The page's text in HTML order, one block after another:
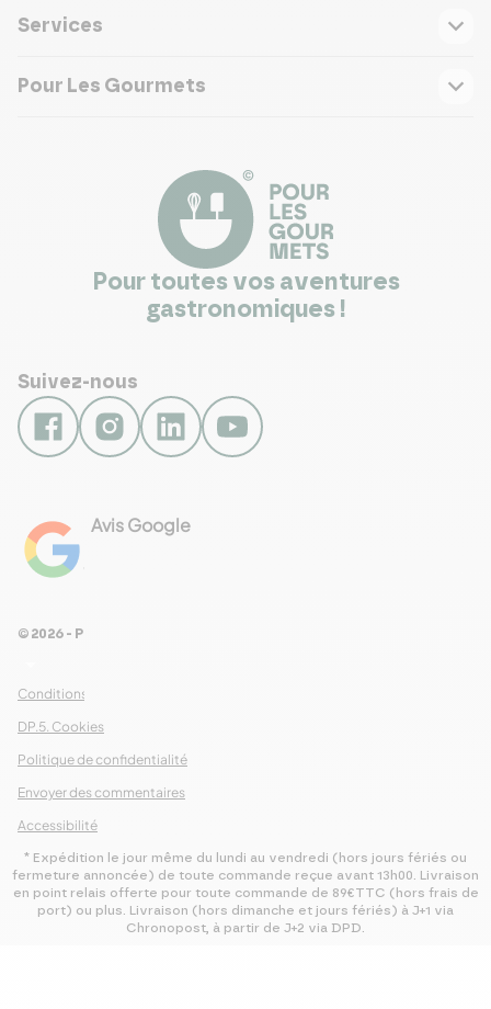
Services
Pour Les Gourmets
Pour toutes vos aventures
gastronomiques !
Suivez-nous
Avis Google
Conditions Générales de Ventes
DP.5. Cookies
Politique de confidentialité
Envoyer des commentaires
Accessibilité
© 2026 - Pour Les Gourmets
* Expédition le jour même du lundi au vendredi (hors jours fériés ou
fermeture annoncée) de toute commande reçue avant 13h00. Livraison
en point relais offerte pour toute commande de 89€TTC (hors frais de
port) ou plus. Livraison (hors dimanche et jours fériés) à J+1 via
Chronopost, à partir de J+2 via DPD.